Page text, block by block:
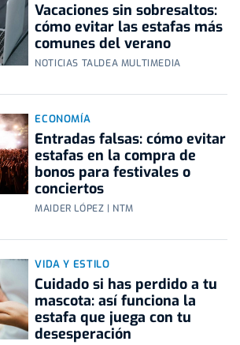
Vacaciones sin sobresaltos:
cómo evitar las estafas más
comunes del verano
NOTICIAS TALDEA MULTIMEDIA
ECONOMÍA
Entradas falsas: cómo evitar
estafas en la compra de
bonos para festivales o
conciertos
MAIDER LÓPEZ | NTM
VIDA Y ESTILO
Cuidado si has perdido a tu
mascota: así funciona la
estafa que juega con tu
desesperación